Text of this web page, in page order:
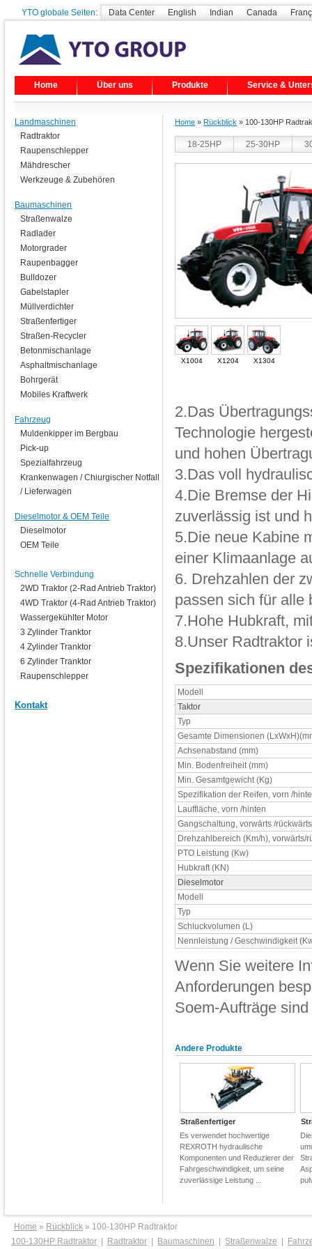
YTO globale Seiten: Data Center English Indian Canada
Home Über uns Produkte Service &
Home » Rückblick » 100-130HP
18-25HP 25-30HP
X1004 X1204 X1304
2.Das
Technologie
und hohen
3.Das voll
4.Die Bremse der
zuverlässig ist und
5.Die neue Kabine
einer Klimaanlage
6. Drehzahlen der
passen sich für alle
7.Hohe Hubkraft,
8.Unser Radtraktor
Spezifikationen
Modell
Taktor
Typ
Gesamte Dimensionen
Achsenabstand (mm)
Min. Bodenfreiheit (mm)
Min. Gesamtgewicht (Kg)
Spezifikation der Reifen, vorn /
Lauffläche, vorn /hinten
Gangschaltung, vorwärts /rückwärts
Drehzahlbereich (Km/h), vorwärts/
PTO Leistung (Kw)
Hubkraft (KN)
Dieselmotor
Modell
Typ
Schluckvolumen (L)
Nennleistung / Geschwindigkeit
Wenn Sie weitere
Anforderungen
Soem-Aufträge
Andere Produkte
Straßenfertiger
Es verwendet hochwertige
REXROTH hydraulische
Komponenten und Reduzierer der
Fahrgeschwindigkeit, um seine
zuverlässige Leistung ...
Landmaschinen
Radtraktor
Raupenschlepper
Mähdrescher
Werkzeuge & Zubehören
Baumaschinen
Straßenwalze
Radlader
Motorgrader
Raupenbagger
Bulldozer
Gabelstapler
Müllverdichter
Straßenfertiger
Straßen-Recycler
Betonmischanlage
Asphaltmischanlage
Bohrgerät
Mobiles Kraftwerk
Fahrzeug
Muldenkipper im Bergbau
Pick-up
Spezialfahrzeug
Krankenwagen / Chiurgischer Notfall
/ Lieferwagen
Dieselmotor & OEM Teile
Dieselmotor
OEM Teile
Schnelle Verbindung
2WD Traktor (2-Rad Antrieb Traktor)
4WD Traktor (4-Rad Antrieb Traktor)
Wassergekühlter Motor
3 Zylinder Tranktor
4 Zylinder Tranktor
6 Zylinder Tranktor
Raupenschlepper
Kontakt
Home » Rückblick » 100-130HP Radtraktor
100-130HP Radtraktor
Radtraktor Baumaschinen Straßenwalze